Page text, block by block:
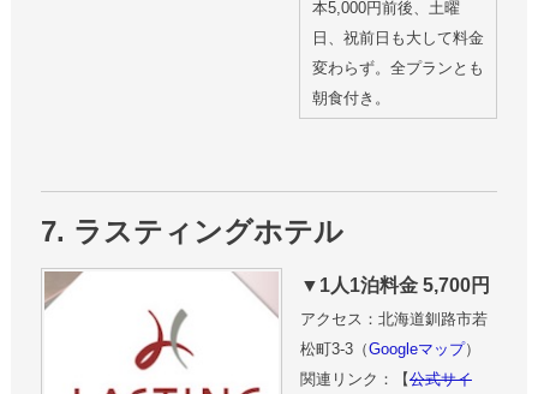
本5,000円前後、土曜
日、祝前日も大して料金
変わらず。全プランとも
朝食付き。
7. ラスティングホテル
▼1人1泊料金 5,700円
アクセス：北海道釧路市若
松町3-3（Googleマップ）
関連リンク：【公式サイ